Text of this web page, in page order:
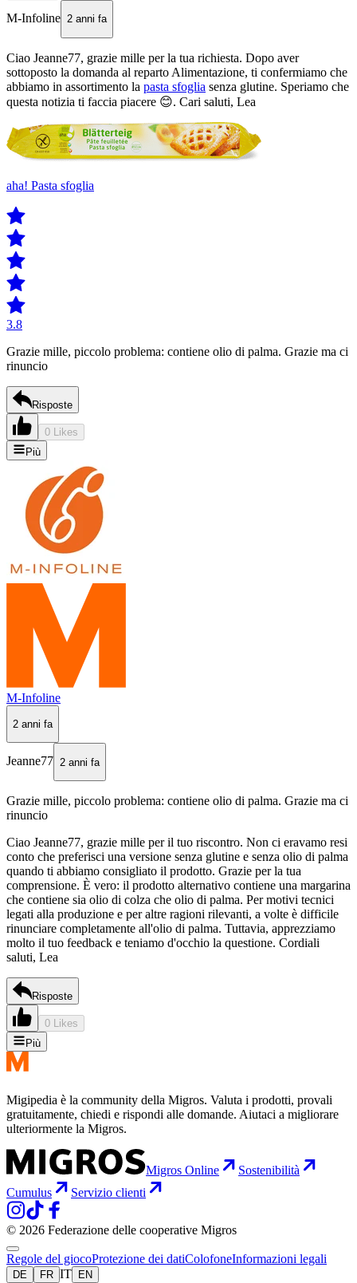
M-Infoline 2 anni fa
Ciao Jeanne77, grazie mille per la tua richiesta. Dopo aver
sottoposto la domanda al reparto Alimentazione, ti confermiamo che
abbiamo in assortimento la pasta sfoglia senza glutine. Speriamo che
questa notizia ti faccia piacere 😊. Cari saluti, Lea
aha! Pasta sfoglia
3.8
Grazie mille, piccolo problema: contiene olio di palma. Grazie ma ci
rinuncio
Risposte
0 Likes
Più
M-Infoline
2 anni fa
Jeanne77 2 anni fa
Grazie mille, piccolo problema: contiene olio di palma. Grazie ma ci
rinuncio
Ciao Jeanne77, grazie mille per il tuo riscontro. Non ci eravamo resi
conto che preferisci una versione senza glutine e senza olio di palma
quando ti abbiamo consigliato il prodotto. Grazie per la tua
comprensione. È vero: il prodotto alternativo contiene una margarina
che contiene sia olio di colza che olio di palma. Per motivi tecnici
legati alla produzione e per altre ragioni rilevanti, a volte è difficile
rinunciare completamente all'olio di palma. Tuttavia, apprezziamo
molto il tuo feedback e teniamo d'occhio la questione. Cordiali
saluti, Lea
Risposte
0 Likes
Più
Migipedia è la community della Migros. Valuta i prodotti, provali
gratuitamente, chiedi e rispondi alle domande. Aiutaci a migliorare
ulteriormente la Migros.
Migros Online
Sostenibilità
Cumulus
Servizio clienti
© 2026 Federazione delle cooperative Migros
Regole del giocoProtezione dei datiColofoneInformazioni legali
DE FR IT EN